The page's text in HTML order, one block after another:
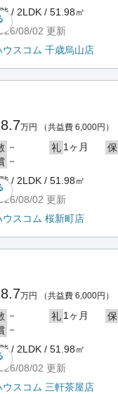
/ 2LDK / 51.98㎡
08/02 更新
ウスコム 千歳烏山店
万円 （共益費 6,000円）
－ 礼 1ヶ月 保
－
/ 2LDK / 51.98㎡
08/02 更新
ウスコム 桜新町店
万円 （共益費 6,000円）
－ 礼 1ヶ月 保
－
/ 2LDK / 51.98㎡
08/02 更新
ウスコム 三軒茶屋店